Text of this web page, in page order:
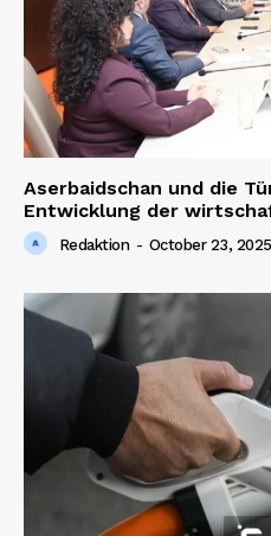
Aserbaidschan und die
Entwicklung der
Redaktion - October 23, 2025